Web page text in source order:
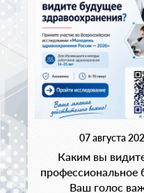
07 августа
Каким вы
профессиональное
Ваш голос